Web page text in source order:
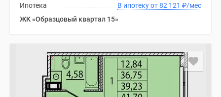
В ипотеку от 82 121 ₽/мес
Ипотека
ЖК «Образцовый квартал 15»